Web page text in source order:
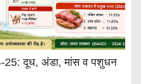
25: दूध, अंडा, मांस व पशुधन